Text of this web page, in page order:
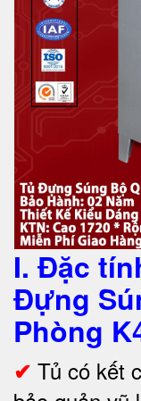
I. Đặc
Đựng
Phòng
✔ Tủ có kết